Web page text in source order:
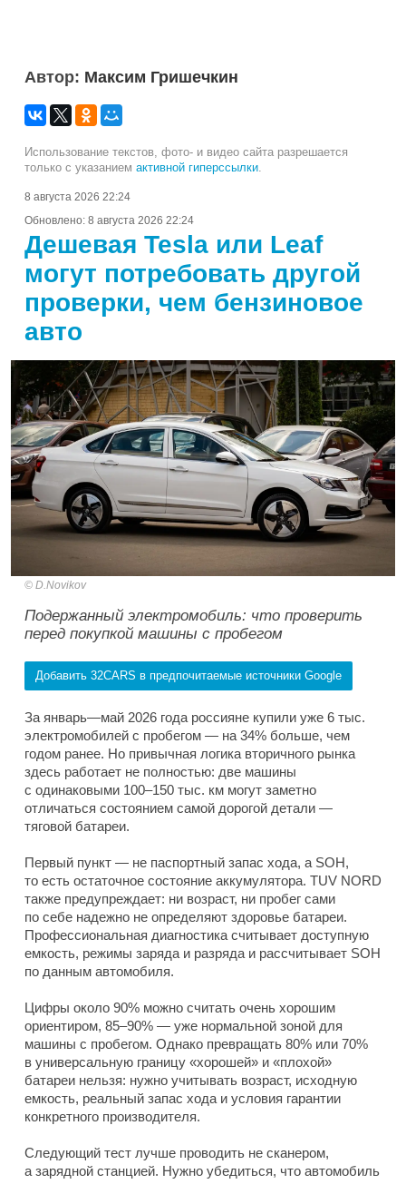
Автор: Максим Гришечкин
Использование текстов, фото- и видео сайта разрешается
только с указанием активной гиперссылки
8 августа 2026 22:24
Обновлено: 8 августа 2026 22:24
Дешевая Tesla или Leaf
могут потребовать другой
проверки, чем бензиновое
авто
D.Novikov
Подержанный электромобиль: что проверить
перед покупкой машины с пробегом
Добавить 32CARS в предпочитаемые источники Google
За январь—май 2026 года россияне купили уже 6 тыс.
электромобилей с пробегом — на 34% больше, чем
годом ранее. Но привычная логика вторичного рынка
здесь работает не полностью: две машины
с одинаковыми 100–150 тыс. км могут заметно
отличаться состоянием самой дорогой детали —
тяговой батареи.
Первый пункт — не паспортный запас хода, а SOH,
то есть остаточное состояние аккумулятора. TUV NORD
также предупреждает: ни возраст, ни пробег сами
по себе надежно не определяют здоровье батареи.
Профессиональная диагностика считывает доступную
емкость, режимы заряда и разряда и рассчитывает SOH
по данным автомобиля.
Цифры около 90% можно считать очень хорошим
ориентиром, 85–90% — уже нормальной зоной для
машины с пробегом. Однако превращать 80% или 70%
в универсальную границу «хорошей» и «плохой»
батареи нельзя: нужно учитывать возраст, исходную
емкость, реальный запас хода и условия гарантии
конкретного производителя.
Следующий тест лучше проводить не сканером,
а зарядной станцией. Нужно убедиться, что автомобиль